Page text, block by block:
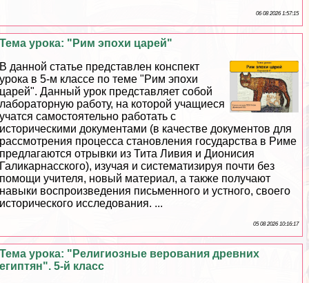
06 08 2026 1:57:15
Тема урока: "Рим эпохи царей"
В данной статье представлен конспект
урока в 5-м классе по теме "Рим эпохи
царей". Данный урок представляет собой
лабораторную работу, на которой учащиеся
учатся самостоятельно работать с
историческими документами (в качестве документов для
рассмотрения процесса становления государства в Риме
предлагаются отрывки из Тита Ливия и Дионисия
Галикарнасского), изучая и систематизируя почти без
помощи учителя, новый материал, а также получают
навыки воспроизведения письменного и устного, своего
исторического исследования. ...
05 08 2026 10:16:17
Тема урока: "Религиозные верования древних
египтян". 5-й класс